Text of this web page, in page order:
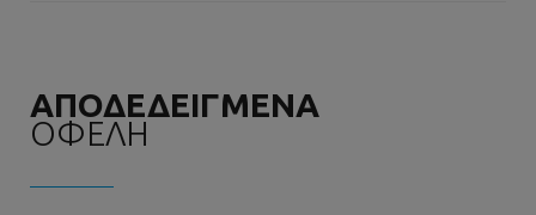
ΑΠΟΔΕΔΕΙΓΜΕΝΑ
ΟΦΕΛΗ